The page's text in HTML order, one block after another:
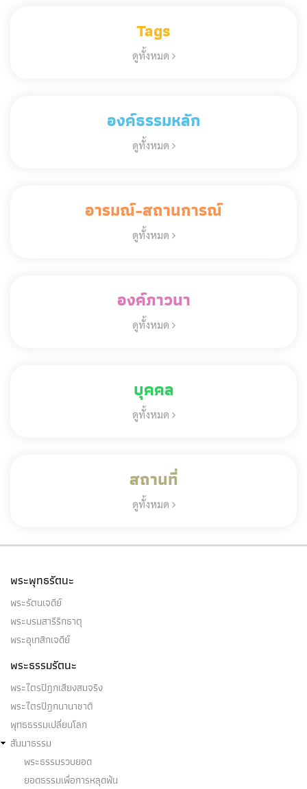
Tags
ดูทั้งหมด
องค์ธรรมหลัก
ดูทั้งหมด
อารมณ์-สถานการณ์
ดูทั้งหมด
องค์ภาวนา
ดูทั้งหมด
บุคคล
ดูทั้งหมด
สถานที่
ดูทั้งหมด
พระพุทธรัตนะ
พระรัตนเจดีย์
พระบรมสารีริกธาตุ
พระอุเทสิกเจดีย์
พระธรรมรัตนะ
พระไตรปิฎกเสียงสมจริง
พระไตรปิฎกนานาชาติ
พุทธธรรมเปลี่ยนโลก
สัมมาธรรม
พระธรรมรวบยอด
ยอดธรรมเพื่อการหลุดพ้น